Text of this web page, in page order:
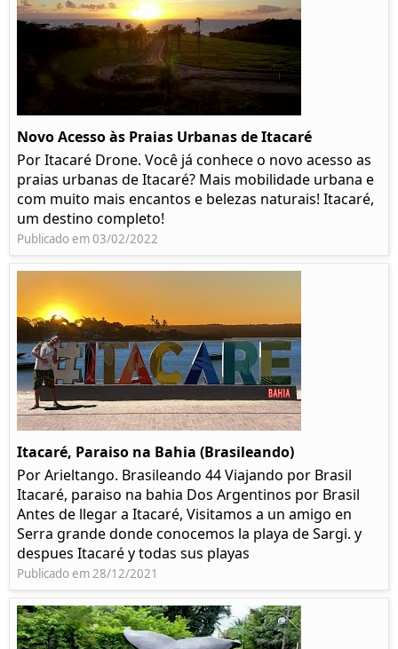
Novo Acesso às Praias Urbanas de Itacaré
Por Itacaré Drone. Você já conhece o novo acesso as
praias urbanas de Itacaré? Mais mobilidade urbana e
com muito mais encantos e belezas naturais! Itacaré,
um destino completo!
Publicado em 03/02/2022
Itacaré, Paraiso na Bahia (Brasileando)
Por Arieltango. Brasileando 44 Viajando por Brasil
Itacaré, paraiso na bahia Dos Argentinos por Brasil
Antes de llegar a Itacaré, Visitamos a un amigo en
Serra grande donde conocemos la playa de Sargi. y
despues Itacaré y todas sus playas
Publicado em 28/12/2021